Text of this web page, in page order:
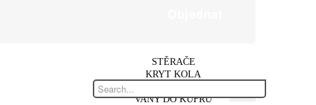
STĚRAČE
KRYT KOLA
VANY DO KUFRU